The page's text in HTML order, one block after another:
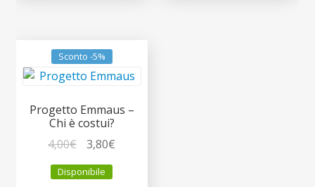
Sconto -5%
Progetto Emmaus –
Chi è costui?
4,00€
prezzo
originale
3,80€
Disponibile